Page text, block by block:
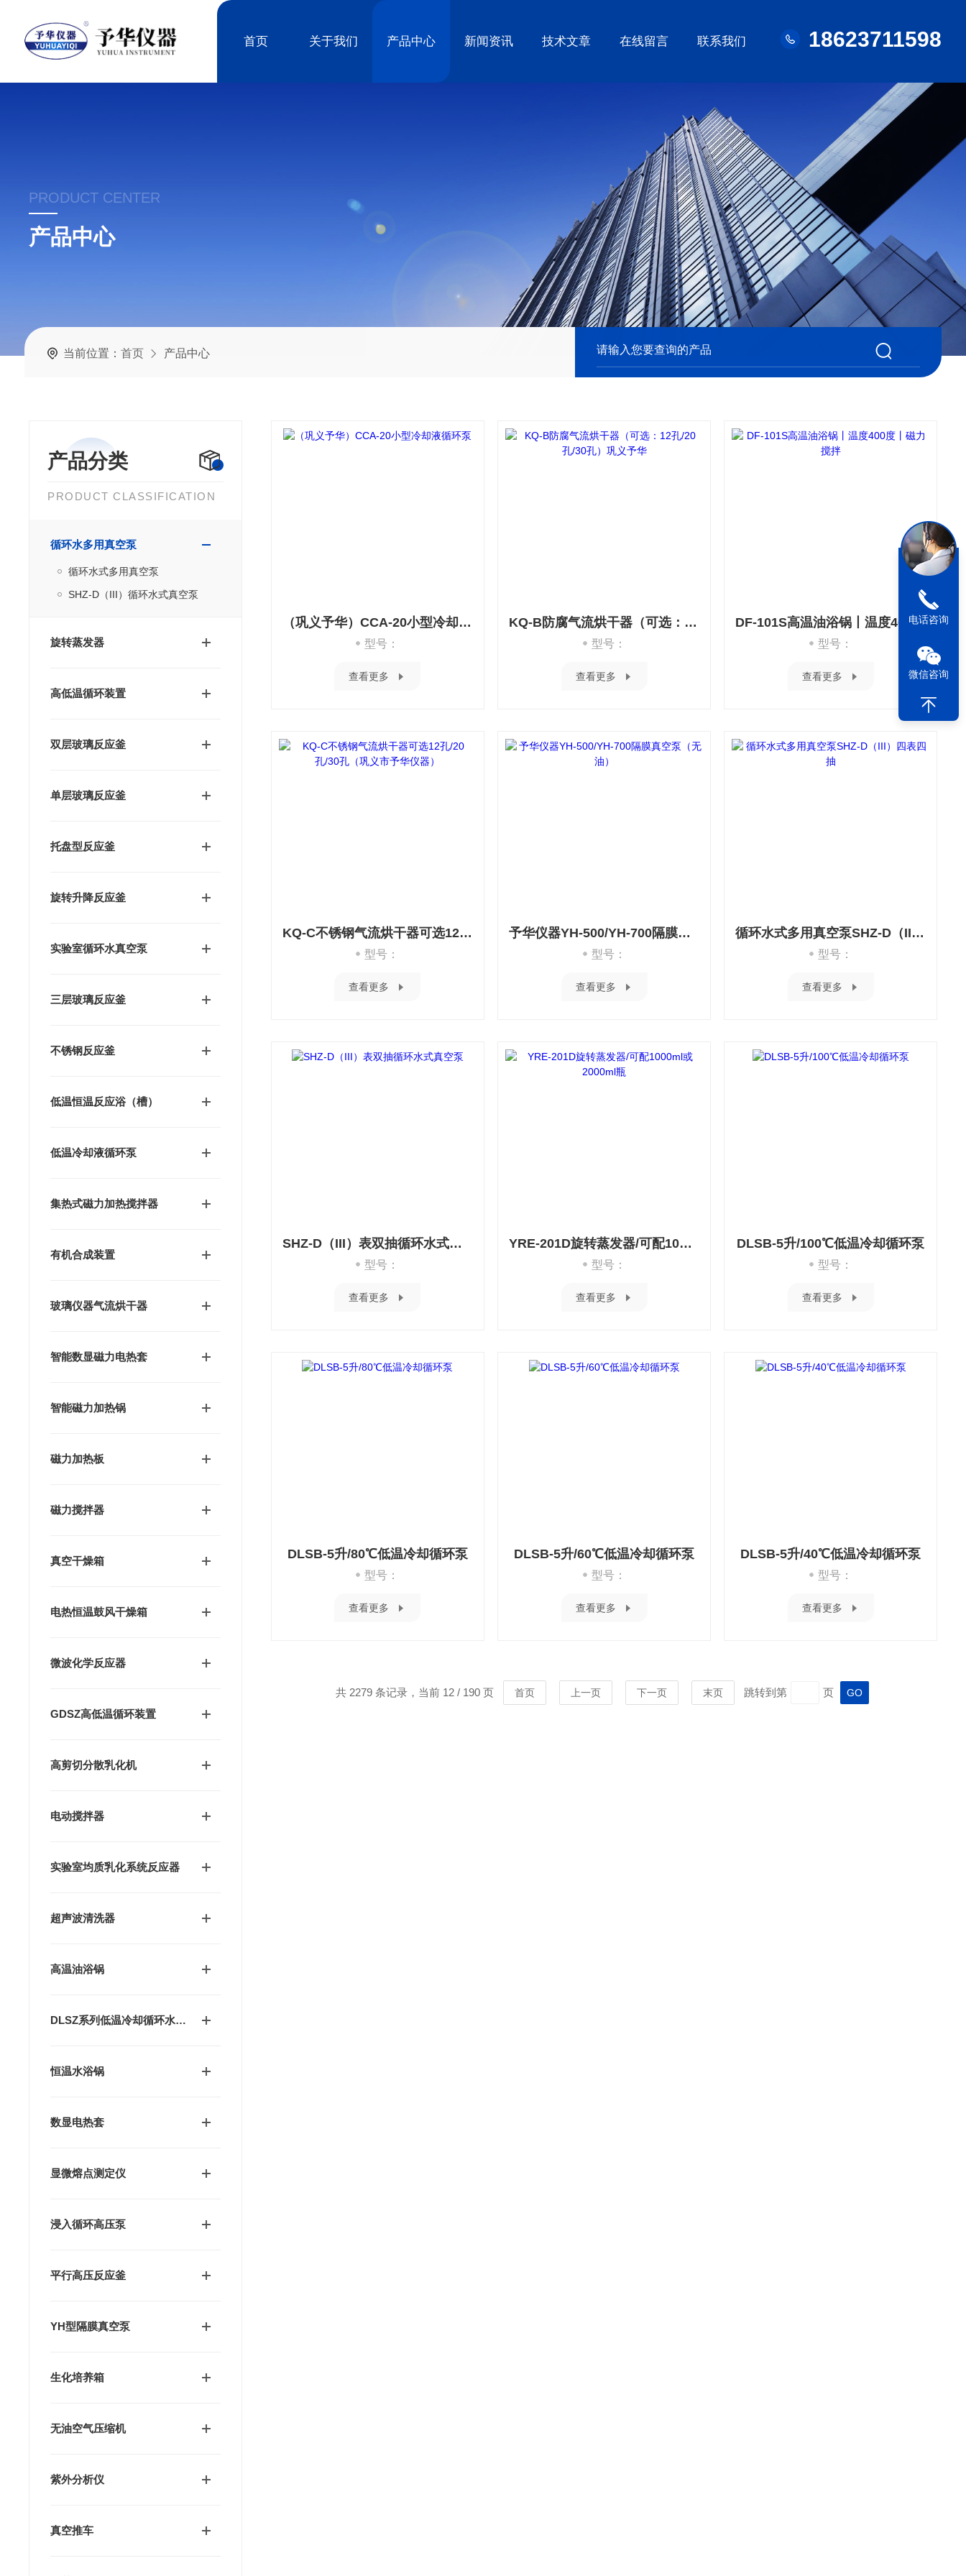
首页 关于我们 产品中心 新闻资讯 技术文章 在线留言 联系我们 18623711598
PRODUCT CENTER
产品中心
当前位置： 首页 产品中心
产品分类
PRODUCT CLASSIFICATION
循环水多用真空泵
循环水式多用真空泵
SHZ-D（III）循环水式真空泵
旋转蒸发器
高低温循环装置
双层玻璃反应釜
单层玻璃反应釜
托盘型反应釜
旋转升降反应釜
实验室循环水真空泵
三层玻璃反应釜
不锈钢反应釜
低温恒温反应浴（槽）
低温冷却液循环泵
集热式磁力加热搅拌器
有机合成装置
玻璃仪器气流烘干器
智能数显磁力电热套
智能磁力加热锅
磁力加热板
磁力搅拌器
真空干燥箱
电热恒温鼓风干燥箱
微波化学反应器
GDSZ高低温循环装置
高剪切分散乳化机
电动搅拌器
实验室均质乳化系统反应器
超声波清洗器
高温油浴锅
DLSZ系列低温冷却循环水真空泵
恒温水浴锅
数显电热套
显微熔点测定仪
浸入循环高压泵
平行高压反应釜
YH型隔膜真空泵
生化培养箱
无油空气压缩机
紫外分析仪
真空推车
（巩义予华）CCA-20小型冷却液循环泵
型号：
查看更多
KQ-B防腐气流烘干器（可选：12孔/20孔/30孔）巩义予华
型号：
查看更多
DF-101S高温油浴锅丨温度400度丨磁力搅拌
型号：
查看更多
KQ-C不锈钢气流烘干器可选12孔/20孔/30孔（巩义市予华仪器）
型号：
查看更多
予华仪器YH-500/YH-700隔膜真空泵（无油）
型号：
查看更多
循环水式多用真空泵SHZ-D（III）四表四抽
型号：
查看更多
SHZ-D（III）表双抽循环水式真空泵
型号：
查看更多
YRE-201D旋转蒸发器/可配1000ml或2000ml瓶
型号：
查看更多
DLSB-5升/100℃低温冷却循环泵
型号：
查看更多
DLSB-5升/80℃低温冷却循环泵
型号：
查看更多
DLSB-5升/60℃低温冷却循环泵
型号：
查看更多
DLSB-5升/40℃低温冷却循环泵
型号：
查看更多
共 2279 条记录，当前 12 / 190 页 首页 上一页 下一页 末页 跳转到第 页
电话咨询
微信咨询